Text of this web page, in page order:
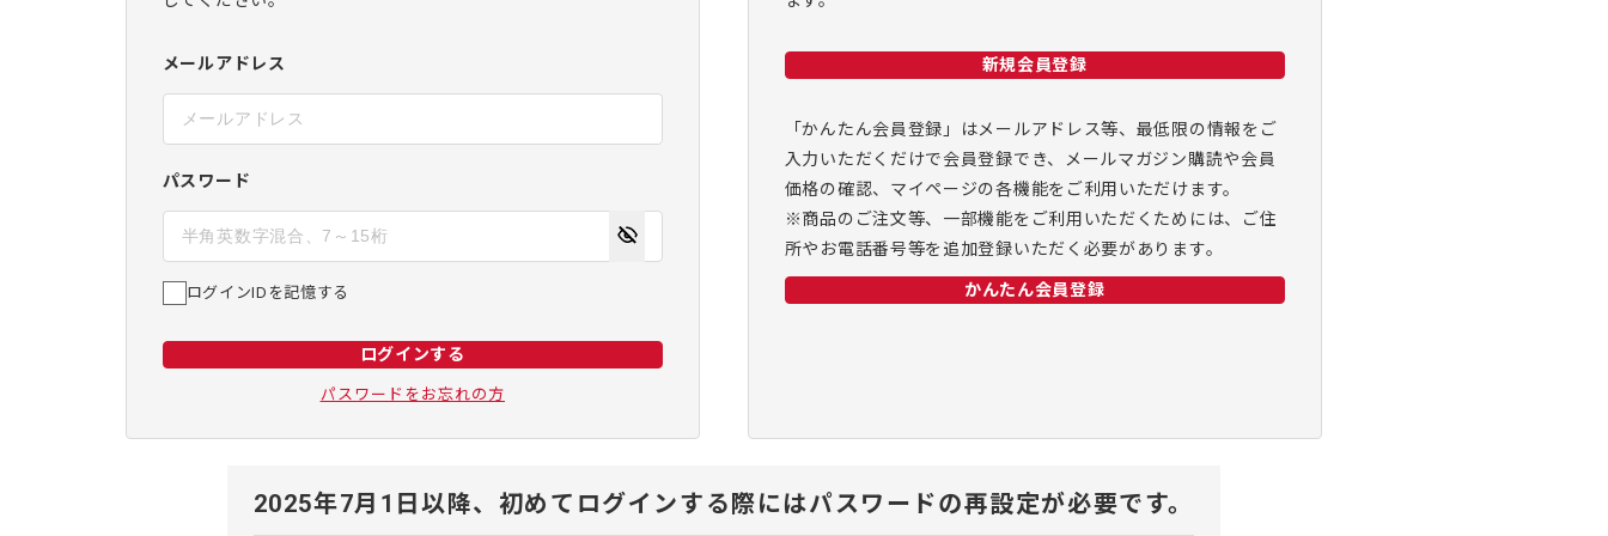
メールアドレス
パスワード
ログインIDを記憶する
ログインする
パスワードをお忘れの方
新規会員登録
「かんたん会員登録」はメールアドレス等、最低限の情報をご
入力いただくだけで会員登録でき、メールマガジン購読や会員
価格の確認、マイページの各機能をご利用いただけます。
※商品のご注文等、一部機能をご利用いただくためには、ご住
所やお電話番号等を追加登録いただく必要があります。
かんたん会員登録
2025年7月1日以降、初めてログインする際にはパスワードの再設定が必要です。